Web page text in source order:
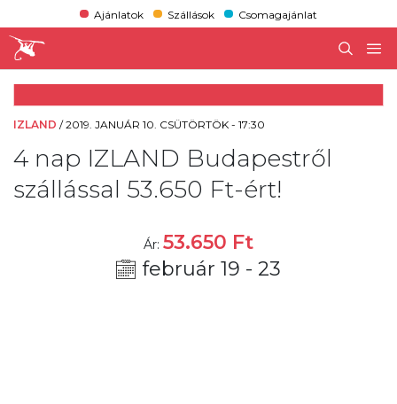
Ajánlatok Szállások Csomagajánlat
IZLAND /2019. JANUÁR 10. CSÜTÖRTÖK - 17:30
4 nap IZLAND Budapestről
szállással 53.650 Ft-ért!
Ár: 53.650 Ft
február 19 - 23